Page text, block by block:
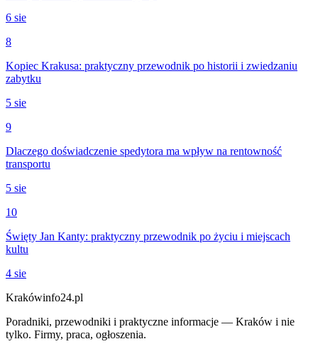
6 sie
8
Kopiec Krakusa: praktyczny przewodnik po historii i zwiedzaniu
zabytku
5 sie
9
Dlaczego doświadczenie spedytora ma wpływ na rentowność
transportu
5 sie
10
Święty Jan Kanty: praktyczny przewodnik po życiu i miejscach
kultu
4 sie
Krakówinfo24.pl
Poradniki, przewodniki i praktyczne informacje — Kraków i nie
tylko. Firmy, praca, ogłoszenia.